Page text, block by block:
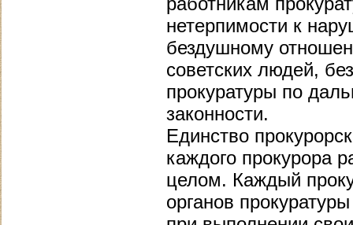
нетерпимости к
бездушному
советских людей,
прокуратуры по
законности.
Единство
каждого прокурора
целом. Каждый
органов